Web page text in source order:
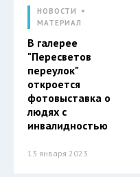
НОВОСТИ
МАТЕРИАЛ
В галерее
"Пересветов
переулок"
откроется
фотовыставка о
людях с
инвалидностью
13 января 2023